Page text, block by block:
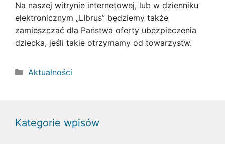
Na naszej witrynie internetowej, lub w dzienniku
elektronicznym „LIbrus” będziemy także
zamieszczać dla Państwa oferty ubezpieczenia
dziecka, jeśli takie otrzymamy od towarzystw.
Kategorie
Aktualności
Kategorie wpisów